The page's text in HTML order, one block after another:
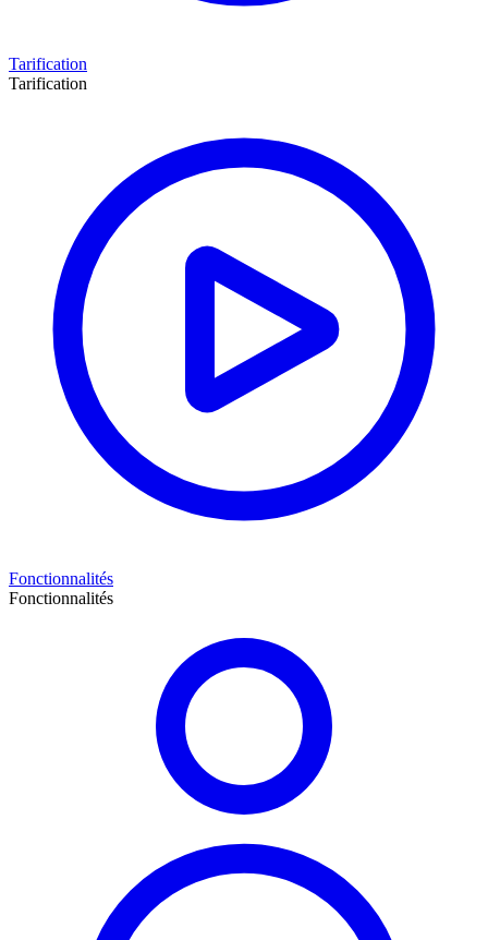
Tarification
Tarification
Fonctionnalités
Fonctionnalités